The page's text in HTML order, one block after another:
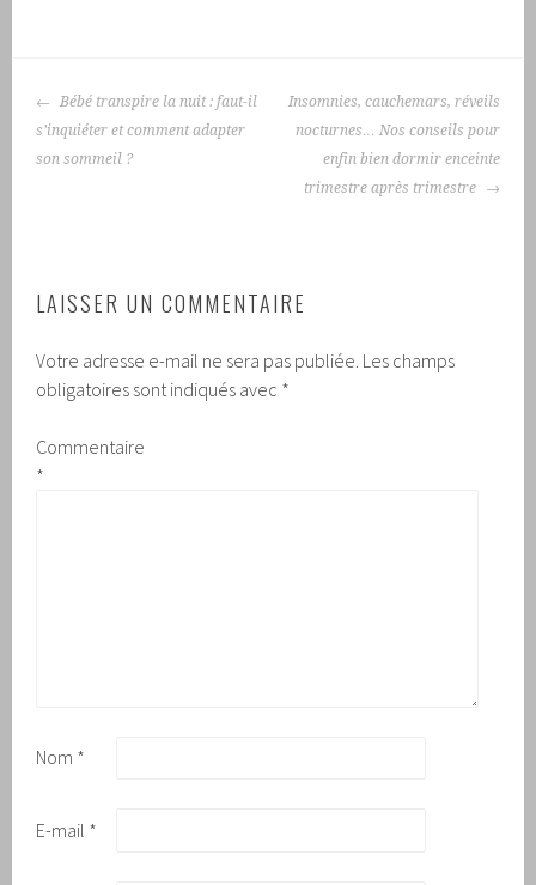
NAVIGATION
DES
ARTICLES
Bébé transpire la nuit : faut-il
s’inquiéter et comment adapter
son sommeil ?
Insomnies, cauchemars, réveils
nocturnes… Nos conseils pour
enfin bien dormir enceinte
trimestre après trimestre
LAISSER UN COMMENTAIRE
Votre adresse e-mail ne sera pas publiée. Les champs
obligatoires sont indiqués avec *
Commentaire
*
Nom *
E-mail *